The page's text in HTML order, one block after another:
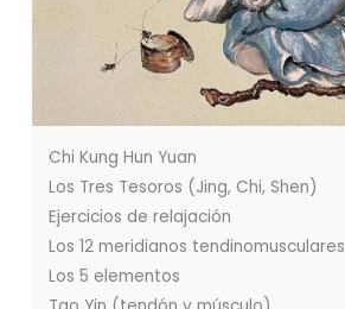
Chi Kung Hun Yuan
Los Tres Tesoros (Jing, Chi, Shen)
Ejercicios de relajación
Los 12 meridianos tendinomusculares
Los 5 elementos